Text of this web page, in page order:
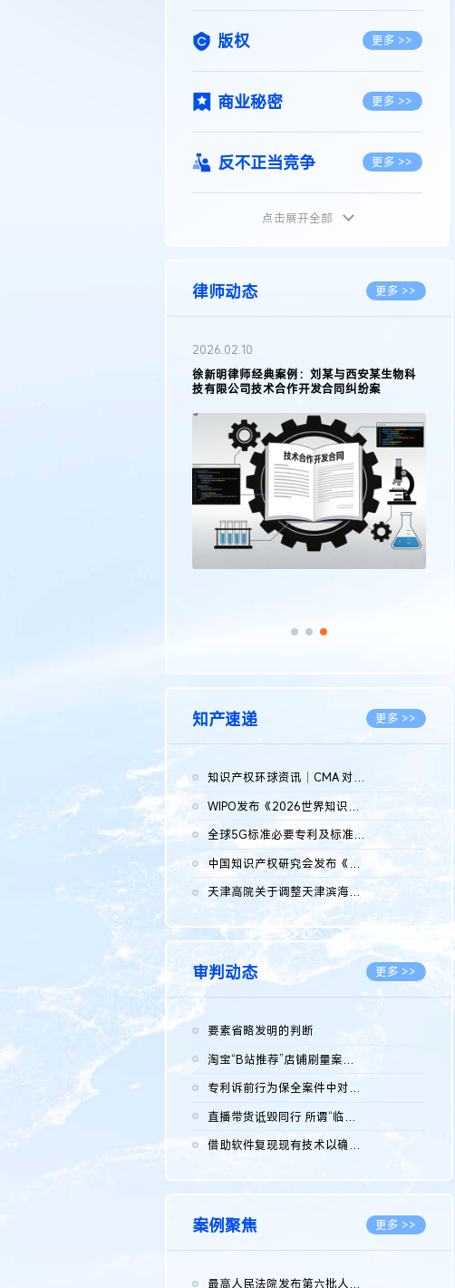
版权 更多 >>
商业秘密 更多 >>
反不正当竞争 更多 >>
植物新品种
地理标志 更多 >>
集成电路布图设计
传统文化 更多 >>
点击展开全部
律师动态 更多 >>
2026.02.10
徐新明律师经典案例：刘某与西安某生物科
技有限公司技术合作开发合同纠纷案
知产速递 更多 >>
知识产权环球资讯｜CMA 对微软发起调查；批量搬运二手平台数据构...
WIPO发布《2026世界知识产权报告》 含报告全文
全球5G标准必要专利及标准提案研究报告（2026年）全文发布
中国知识产权研究会发布《2025年度中国企业海外知识产权纠纷调查...
2026.08.07
天津高院关于调整天津滨海高新技术产业开发区华苑科技园一审普通...
2026.08.07
审判动态 更多 >>
要素省略发明的判断
淘宝“B站推荐”店铺刷量案维持原判，两被告连带赔偿150万元
专利诉前行为保全案件中对仿制药申请人曾作出三类声明的考量及违...
直播带货诋毁同行 所谓“临场发挥”不免责
借助软件复现现有技术以确认相关参数特征是否被公开
案例聚焦 更多 >>
最高人民法院发布第六批人民法院种业知识产权司法保护典型案例 含...